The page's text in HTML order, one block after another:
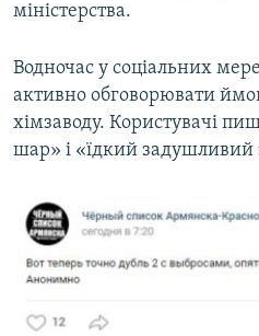
міністерства.
Водночас у соціальних
активно обговорювати
хімзаводу. Користувачі
шар» і «їдкий задушливий